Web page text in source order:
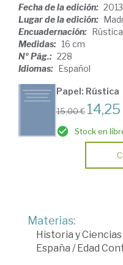
Fecha de la edición: 2013
Lugar de la edición:
Encuadernación: Rústica
Medidas: 16 cm
Nº Pág.: 228
Idiomas: Español
Papel: Rústica
15,00 €
Stock en
Materias:
Historia y
España / Edad